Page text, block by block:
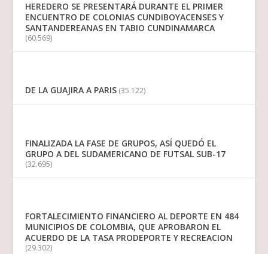
HEREDERO SE PRESENTARÁ DURANTE EL PRIMER
ENCUENTRO DE COLONIAS CUNDIBOYACENSES Y
SANTANDEREANAS EN TABIO CUNDINAMARCA
(60.569)
DE LA GUAJIRA A PARIS (35.122)
FINALIZADA LA FASE DE GRUPOS, ASÍ QUEDÓ EL
GRUPO A DEL SUDAMERICANO DE FUTSAL SUB-17
(32.695)
FORTALECIMIENTO FINANCIERO AL DEPORTE EN 484
MUNICIPIOS DE COLOMBIA, QUE APROBARON EL
ACUERDO DE LA TASA PRODEPORTE Y RECREACION
(29.302)